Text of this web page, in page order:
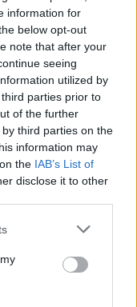
information for
below opt-out
note that after your
seeing
utilized by
parties prior to
of the further
third parties on the
information may
the IAB’s List of
disclose it to other